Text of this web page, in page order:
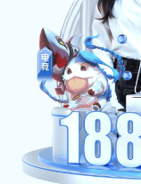
亿万28 公告
云端赋能
当前位置：亿万28 /